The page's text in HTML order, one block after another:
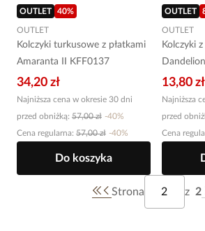
OUTLET 40%
OUTLET
Kolczyki turkusowe z płatkami
Amaranta II KFF0137
34,20 zł
Najniższa cena w okresie 30 dni
przed obniżką: 57,00 zł -40%
Cena regularna: 57,00 zł -40%
Do koszyka
OUTLET
OUTLET
Kolczyki
13,80 zł
Najniższa
przed
Cena
Strona z 2